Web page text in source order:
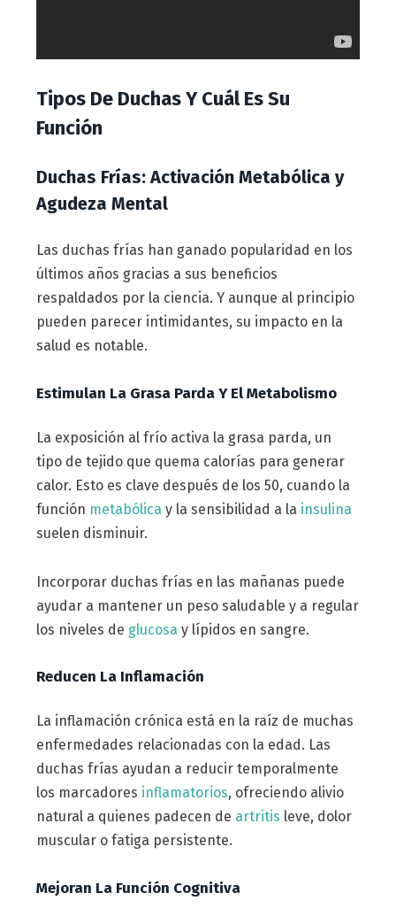
Tipos De Duchas Y Cuál Es Su
Función
Duchas Frías: Activación Metabólica y
Agudeza Mental
Las duchas frías han ganado popularidad en los
últimos años gracias a sus beneficios
respaldados por la ciencia. Y aunque al principio
pueden parecer intimidantes, su impacto en la
salud es notable.
Estimulan La Grasa Parda Y El Metabolismo
La exposición al frío activa la grasa parda, un
tipo de tejido que quema calorías para generar
calor. Esto es clave después de los 50, cuando la
función metabólica y la sensibilidad a la insulina
suelen disminuir.
Incorporar duchas frías en las mañanas puede
ayudar a mantener un peso saludable y a regular
los niveles de glucosa y lípidos en sangre.
Reducen La Inflamación
La inflamación crónica está en la raíz de muchas
enfermedades relacionadas con la edad. Las
duchas frías ayudan a reducir temporalmente
los marcadores inflamatorios, ofreciendo alivio
natural a quienes padecen de artritis leve, dolor
muscular o fatiga persistente.
Mejoran La Función Cognitiva